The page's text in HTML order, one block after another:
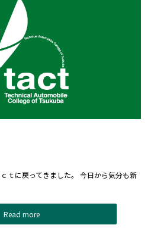
ｔに戻ってきました。 今日から気分も新
Read more